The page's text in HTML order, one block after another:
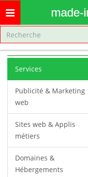
Toggle
navigation
made-
Services
Publicité & Marketing
web
Sites web & Applis
métiers
Domaines &
Hébergements